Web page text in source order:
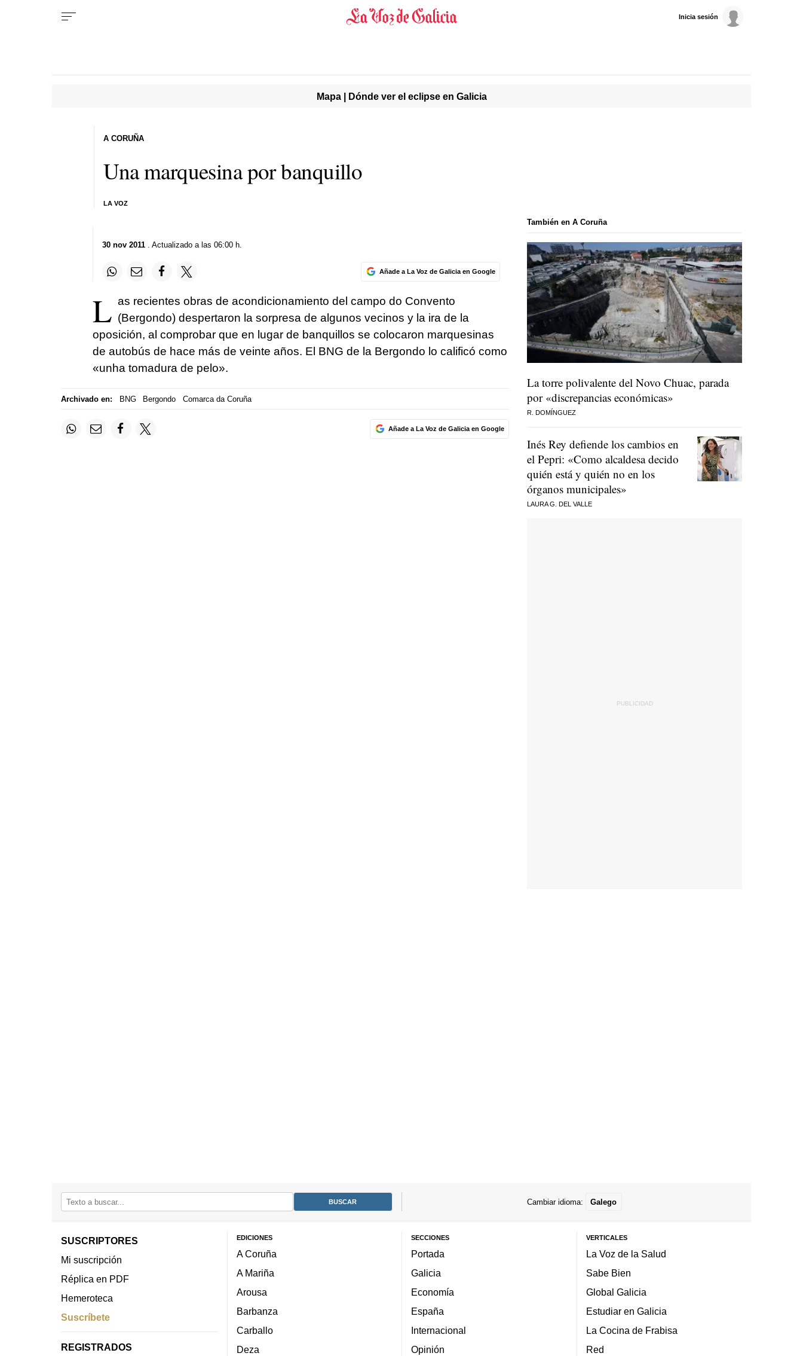
Inicia sesión
Mapa | Dónde ver el eclipse en Galicia
Una marquesina por banquillo
LA VOZ
A CORUÑA
30 nov 2011. Actualizado a las 06:00 h.
Añade a La Voz de Galicia en Google
L as recientes obras de acondicionamiento del campo do Convento
(Bergondo) despertaron la sorpresa de algunos vecinos y la ira de la
oposición, al comprobar que en lugar de banquillos se colocaron marquesinas
de autobús de hace más de veinte años. El BNG de la Bergondo lo calificó como
«unha tomadura de pelo».
Archivado en: BNG Bergondo Comarca da Coruña
Añade a La Voz de Galicia en Google
También en A Coruña
La torre polivalente del Novo Chuac, parada
por «discrepancias económicas»
R. DOMÍNGUEZ
Inés Rey defiende los cambios en
el Pepri: «Como alcaldesa decido
quién está y quién no en los
órganos municipales»
LAURA G. DEL VALLE
Cambiar idioma: Galego
SUSCRIPTORES
Mi suscripción
Réplica en PDF
Hemeroteca
Suscríbete
REGISTRADOS
EDICIONES
A Coruña
A Mariña
Arousa
Barbanza
Carballo
Deza
SECCIONES
Portada
Galicia
Economía
España
Internacional
Opinión
VERTICALES
La Voz de la Salud
Sabe Bien
Global Galicia
Estudiar en Galicia
La Cocina de Frabisa
Red